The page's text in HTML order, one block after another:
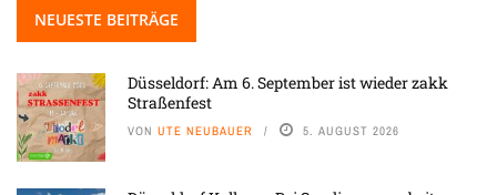
NEUESTE BEITRÄGE
Düsseldorf: Am 6. September ist wieder zakk
Straßenfest
VON UTE NEUBAUER 5. AUGUST 2026